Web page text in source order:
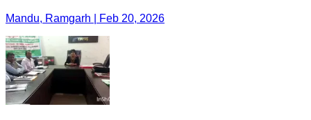
Mandu, Ramgarh | Feb 20, 2026